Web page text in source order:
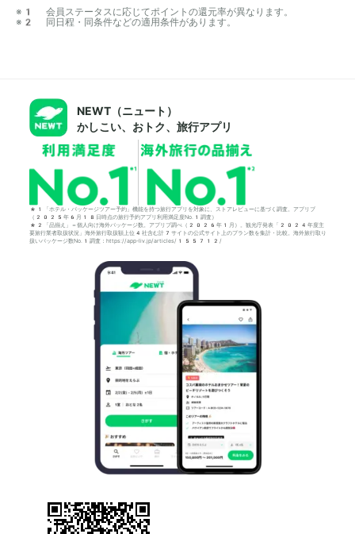
※1 会員ステータスに応じてポイントの還元率が異なります。
※2 同日程・同条件などの適用条件があります。
NEWT（ニュート）
かしこい、おトク、旅行アプリ
*1「ホテル・パッケージツアー予約」機能を持つ旅行アプリを対象に、ストアレビューに基づく調査。アプリブ
（2025年6月18日時点の旅行予約アプリ利用満足度No.1調査）
*2「品揃え」＝個人向け海外パッケージ数。アプリブ調べ（2026年1月）。観光庁発表「2024年度主
要旅行業者取扱状況」海外旅行取扱額上位4社含む計7サイトの公式サイト上のプラン数を集計・比較。海外旅行取り
扱いパッケージ数No.1調査：https://app-liv.jp/articles/155712/